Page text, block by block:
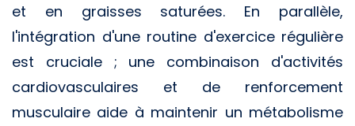
et en graisses saturées. En parallèle,
l'intégration d'une routine d'exercice régulière
est cruciale ; une combinaison d'activités
cardiovasculaires et de renforcement
musculaire aide à maintenir un métabolisme